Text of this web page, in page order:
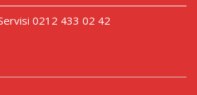
0212 433 02 42